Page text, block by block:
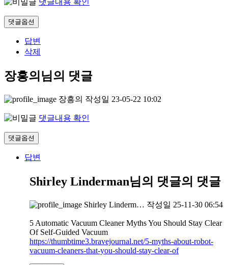
댓글내용 확인
댓글옵션
답변
삭제
장흥의님의 댓글
장흥의 작성일 23-05-22 10:02
댓글내용 확인
댓글옵션
답변
Shirley Linderman님의 댓글의 댓글
Shirley Linderm… 작성일 25-11-30 06:54
5 Automatic Vacuum Cleaner Myths You Should Stay Clear
Of Self-Guided Vacuum
https://thumbtime3.bravejournal.net/5-myths-about-robot-
vacuum-cleaners-that-you-should-stay-clear-of